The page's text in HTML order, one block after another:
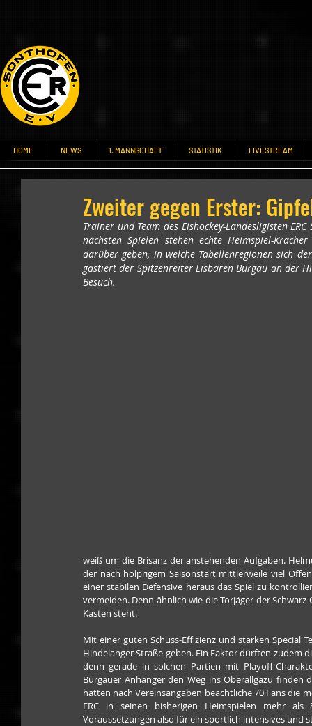
HOME NEWS 1. MANNSCHAFT STATISTIK LIVESTREAM
Zweiter gegen Erster:
Trainer und Team des Eishockey-Landesligisten
nächsten Spielen stehen echte Heimspiel-
darüber geben, in welche Tabellenregionen sich
gastiert der Spitzenreiter Eisbären Burgau an der
Besuch.
weiß um die Brisanz der anstehenden Aufgaben.
der nach holprigem Saisonstart mittlerweile viel
einer stabilen Defensive heraus das Spiel zu
vermeiden. Denn ähnlich wie die Torjäger der
Kasten steht.
Mit einer guten Schuss-Effizienz und starken Special
Hindelanger Straße geben. Ein Faktor dürften zudem
denn gerade in solchen Partien mit Playoff-
Burgauer Anhänger den Weg ins Oberallgäzu finden
hatten nach Vereinsangaben beachtliche 70 Fans die
ERC in seinen bisherigen Heimspielen mehr als
Voraussetzungen also für ein sportlich intensives und